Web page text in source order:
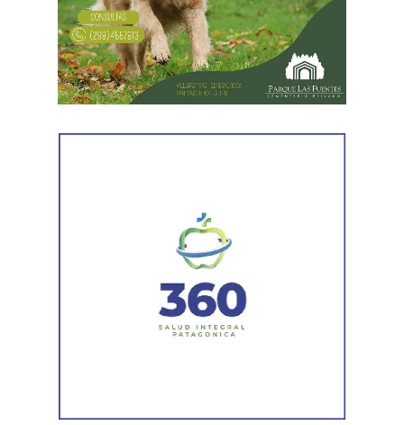
FreSU, que solicitó la audiencia junto con el Centro de
Estudios Legales y Sociales (CELS) y el Sindicato de
Prensa de Buenos Aires (SiPreBA). Participaron también
representantes de la Asociación de Abogados
Laboralistas, Mariana Amartino y Matías Cremonte, y el
Trabajo (ANJUT), Juan Orsini.
muerta. Con esta reforma, estamos frente a un régimen de
compraventa de la fuerza de trabajo. En la Argentina,
enfrentamos un ataque al Estado de Derecho, a la
democracia, a la Constitución Nacional y al sistema
interamericano de derechos humanos. Por eso es que
esta comisión debe actuar».